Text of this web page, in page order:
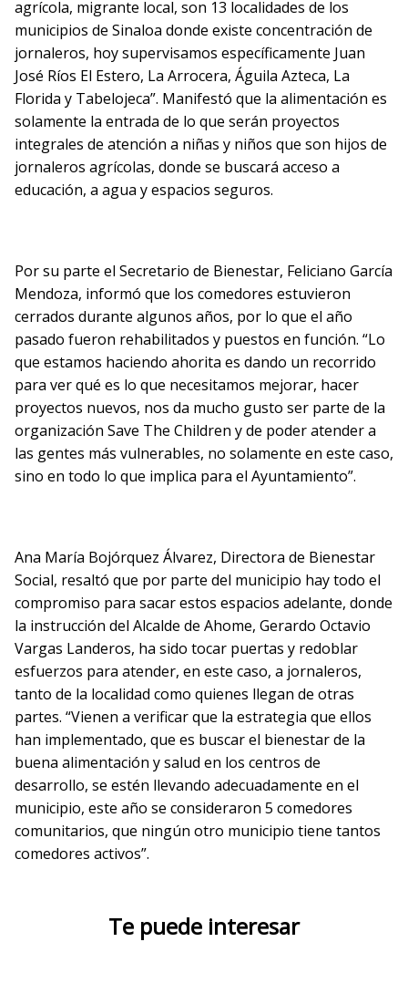
agrícola, migrante local, son 13 localidades de los
municipios de Sinaloa donde existe concentración de
jornaleros, hoy supervisamos específicamente Juan
José Ríos El Estero, La Arrocera, Águila Azteca, La
Florida y Tabelojeca”. Manifestó que la alimentación es
solamente la entrada de lo que serán proyectos
integrales de atención a niñas y niños que son hijos de
jornaleros agrícolas, donde se buscará acceso a
educación, a agua y espacios seguros.
Por su parte el Secretario de Bienestar, Feliciano García
Mendoza, informó que los comedores estuvieron
cerrados durante algunos años, por lo que el año
pasado fueron rehabilitados y puestos en función. “Lo
que estamos haciendo ahorita es dando un recorrido
para ver qué es lo que necesitamos mejorar, hacer
proyectos nuevos, nos da mucho gusto ser parte de la
organización Save The Children y de poder atender a
las gentes más vulnerables, no solamente en este caso,
sino en todo lo que implica para el Ayuntamiento”.
Ana María Bojórquez Álvarez, Directora de Bienestar
Social, resaltó que por parte del municipio hay todo el
compromiso para sacar estos espacios adelante, donde
la instrucción del Alcalde de Ahome, Gerardo Octavio
Vargas Landeros, ha sido tocar puertas y redoblar
esfuerzos para atender, en este caso, a jornaleros,
tanto de la localidad como quienes llegan de otras
partes. “Vienen a verificar que la estrategia que ellos
han implementado, que es buscar el bienestar de la
buena alimentación y salud en los centros de
desarrollo, se estén llevando adecuadamente en el
municipio, este año se consideraron 5 comedores
comunitarios, que ningún otro municipio tiene tantos
comedores activos”.
Te puede interesar